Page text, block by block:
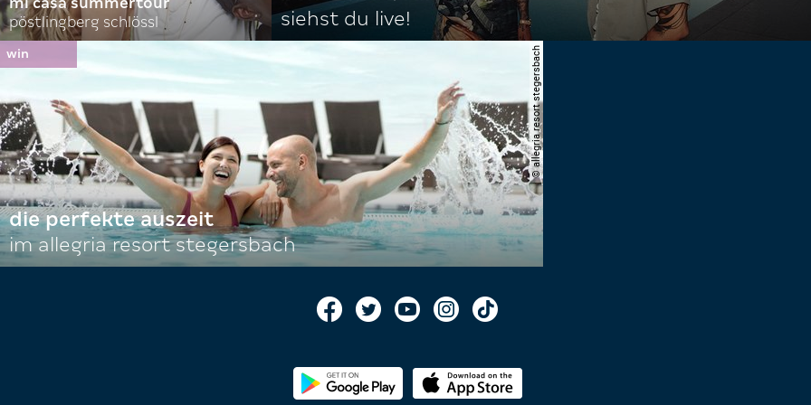
pöstlingberg schlössl
siehst du live!
© allegria resort stegersbach
die perfekte auszeit
im allegria resort stegersbach